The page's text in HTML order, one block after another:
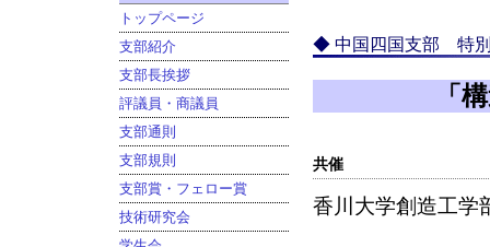
トップページ
支部紹介
支部長挨拶
評議員・商議員
支部通則
支部規則
支部賞・フェロー賞
技術研究会
◆ 中国四国支部 特
「
共催
香川大学創造工学